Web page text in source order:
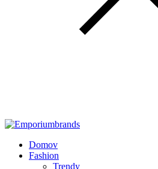
Domov
Fashion
Trendy